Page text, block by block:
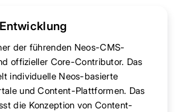
der führenden Neos-CMS-
offizieller Core-Contributor. Das
individuelle Neos-basierte
und Content-Plattformen. Das
die Konzeption von Content-